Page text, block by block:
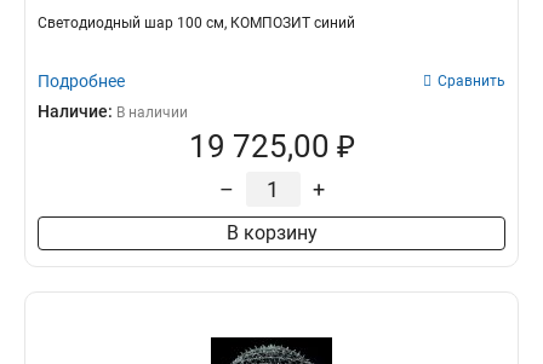
Светодиодный шар 100 см, КОМПОЗИТ синий
Подробнее Сравнить
Наличие: В наличии
19 725,00 ₽
– +
В корзину